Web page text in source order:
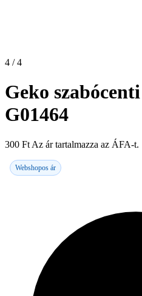
4 / 4
Geko
G01464
300 Ft Az ár tartalmazza az ÁFA-t.
Webshopos ár